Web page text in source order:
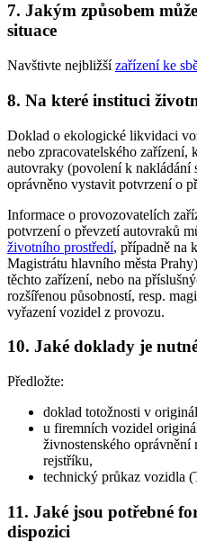
7. Jakým způsobem
situace
Navštivte nejbližšízařízení ke
8. Na které instituci
Doklad o ekologické likvidaci
nebo zpracovatelského zařízení,
autovraky (povolení k nakládání
oprávněno vystavit potvrzení o
Informace o provozovatelích
potvrzení o převzetí autovraků
životního prostředí, případně na
Magistrátu hlavního města
těchto zařízení, nebo na
rozšířenou působností, resp.
vyřazení vozidel z provozu.
10. Jaké doklady je
Předložte:
doklad totožnosti v
u firemních vozidel
živnostenského
rejstříku,
technický průkaz vozidla
11. Jaké jsou potřebné
dispozici